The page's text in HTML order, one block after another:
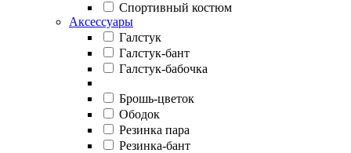
Спортивный костюм
Аксессуары
Галстук
Галстук-бант
Галстук-бабочка
Брошь-цветок
Ободок
Резинка пара
Резинка-бант